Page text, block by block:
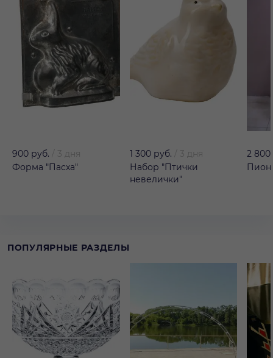
900 руб.
3 дня
Форма "Пасха"
1 300 руб.
3 дня
Набор "Птички
невелички"
2 800
Пион
ПОПУЛЯРНЫЕ РАЗДЕЛЫ